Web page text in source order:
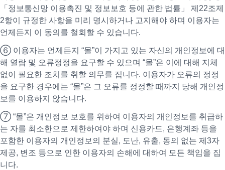
「정보통신망 이용촉진 및 정보보호 등에 관한 법률」 제22조제
2항이 규정한 사항을 미리 명시하거나 고지해야 하며 이용자는
언제든지 이 동의를 철회할 수 있습니다.
⑥ 이용자는 언제든지 “몰”이 가지고 있는 자신의 개인정보에 대
해 열람 및 오류정정을 요구할 수 있으며 “몰”은 이에 대해 지체
없이 필요한 조치를 취할 의무를 집니다. 이용자가 오류의 정정
을 요구한 경우에는 “몰”은 그 오류를 정정할 때까지 당해 개인정
보를 이용하지 않습니다.
⑦ “몰”은 개인정보 보호를 위하여 이용자의 개인정보를 취급하
는 자를 최소한으로 제한하여야 하며 신용카드, 은행계좌 등을
포함한 이용자의 개인정보의 분실, 도난, 유출, 동의 없는 제3자
제공, 변조 등으로 인한 이용자의 손해에 대하여 모든 책임을 집
니다.